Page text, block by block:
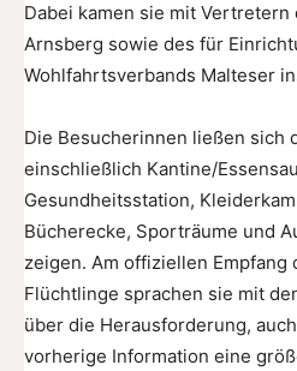
Dabei kamen sie mit
Arnsberg sowie des für
Wohlfahrtsverbands Malteser
Die Besucherinnen ließen sich
einschließlich Kantine/
Gesundheitsstation,
Bücherecke, Sporträume und
zeigen. Am offiziellen
Flüchtlinge sprachen sie mit
über die Herausforderung,
vorherige Information eine